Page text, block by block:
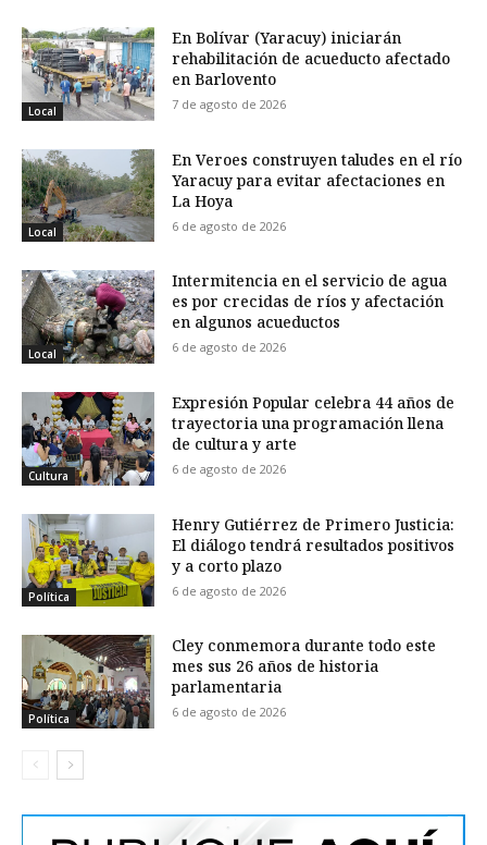
Local
En Bolívar (Yaracuy) iniciarán
rehabilitación de acueducto afectado
en Barlovento
7 de agosto de 2026
Local
En Veroes construyen taludes en el río
Yaracuy para evitar afectaciones en
La Hoya
6 de agosto de 2026
Local
Intermitencia en el servicio de agua
es por crecidas de ríos y afectación
en algunos acueductos
6 de agosto de 2026
Cultura
Expresión Popular celebra 44 años de
trayectoria una programación llena
de cultura y arte
6 de agosto de 2026
Política
Henry Gutiérrez de Primero Justicia:
El diálogo tendrá resultados positivos
y a corto plazo
6 de agosto de 2026
Política
Cley conmemora durante todo este
mes sus 26 años de historia
parlamentaria
6 de agosto de 2026